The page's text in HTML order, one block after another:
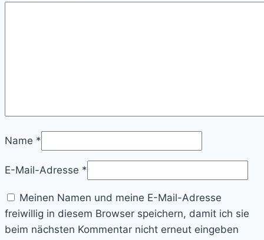
Name *
E-Mail-Adresse *
Meinen Namen und meine E-Mail-Adresse
freiwillig in diesem Browser speichern, damit ich sie
beim nächsten Kommentar nicht erneut eingeben